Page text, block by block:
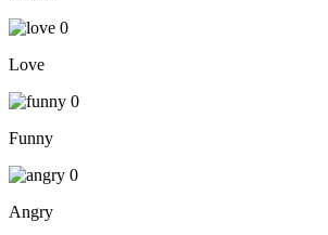
0
Love
0
Funny
0
Angry